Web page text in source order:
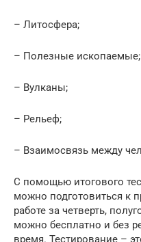
– Литосфера;
– Полезные ископаемые;
– Вулканы;
– Рельеф;
– Взаимосвязь между
С помощью итогового
можно подготовиться к
работе за четверть,
можно бесплатно и без
время. Тестирование –